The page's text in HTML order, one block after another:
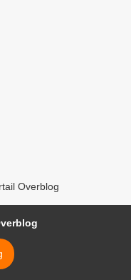
Overblog